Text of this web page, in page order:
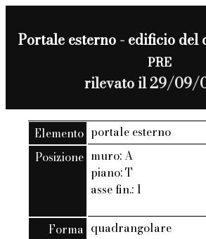
Portale esterno - edificio del
PRE
rilevato il 29/09/
Elemento portale esterno
Posizione muro: A
piano: T
asse fin.: 1
Forma quadrangolare